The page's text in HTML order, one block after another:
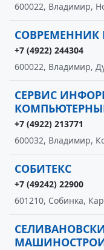
600022, Владимир,
СОВРЕМЕННИК
+7 (4922) 244304
600022, Владимир,
СЕРВИС
+7 (4922) 213771
600032, Владимир,
СОБИТЕКС
+7 (49242) 22900
601210, Собинка,